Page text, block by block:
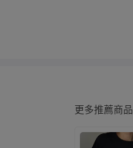
更多推薦商品